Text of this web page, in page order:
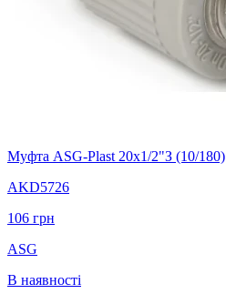
Муфта ASG-Plast 20х1/2"З (10/180)
AKD5726
106 грн
ASG
В наявності